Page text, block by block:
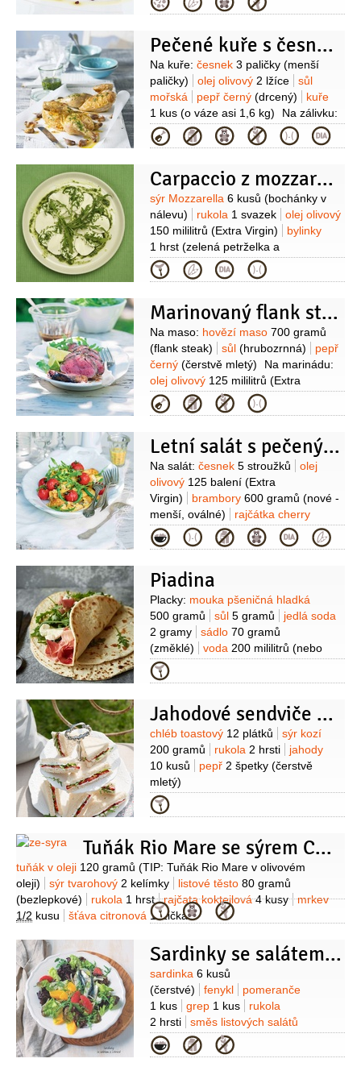
700 mililitrů
Pečené kuře s česnekem a rukolou
Suroviny
Na kuře: česnek 3 paličky (menší
paličky)
olej olivový 2 lžíce
sůl
mořská
pepř černý (drcený)
kuře
1 kus (o váze asi 1,6 kg)
Na zálivku:
rukola1 hrnek (jemně
nasekaná)
šťáva citronová
Virgin)
sůl pepř černý(mletý)
Kategorie
Carpaccio z mozzarelly
Suroviny
sýr Mozzarella 6 kusů (bochánky v
nálevu)
rukola 1 svazek
olej olivový
150 mililitrů (Extra Virgin)
bylinky
1 hrst (zelená petrželka a
pažitka)
pepř černý(čerstvě
mletý)
sůl
Kategorie
Marinovaný flank steak
Suroviny
Na maso: hovězí maso 700 gramů
(flank steak)
sůl (hrubozrnná)
pepř
černý (čerstvě mletý)
Na marinádu:
olej olivový 125 mililitrů (Extra
Virgin)
sójová omáčka
125 mililitrů
šťáva citronová
vymačkaná)
cukr třtinový
2 lžíce
česnek 2 stroužky
Kromě
toho:
olej slunečnicový
1 hrst
citron 1 kus (nebo limetka)
Kategorie
Letní salát s pečenými brambůrky
Suroviny
Na salát: česnek 5 stroužků
olej
olivový 125 balení (Extra
Virgin)
brambory 600 gramů (nové -
menší, oválné)
rajčátka cherry
1 balení
tymián
4 snítky
(čerstvý)
sůl pepř černý(čerstvě
150 gramů
ocet vinný
2 lžíce (červený)
hořčice
dijonská
1 lžíce tymián 1/2
lžičky
(čerstvý, nasekaný)
cibule šalotka
1/2
kusu (nasekaná)
olej olivový
80 mililitrů (Extra Virgin)
Kategorie
Piadina
Suroviny
Placky: mouka pšeničná hladká
500 gramů
sůl 5 gramů
jedlá soda
2 gramy
sádlo 70 gramů
(změklé)
voda 200 mililitrů (nebo
mléko množství může být až 250 ml)
Náplň: šunka prosciutto crudo
(Coppa)
Mortadella4 plátky
(velké)
Robiola8 plátků
rukola
4 hrsti
Kategorie
Jahodové sendviče s rukolou
Suroviny
chléb toastový 12 plátků
sýr kozí
200 gramů
rukola 2 hrsti
jahody
10 kusů
pepř 2 špetky (čerstvě
mletý)
Kategorie
Tuňák Rio Mare se sýrem Cottage a chia semínky
Suroviny
tuňák v oleji 120 gramů (TIP: Tuňák Rio Mare v olivovém
oleji)
sýr tvarohový 2 kelímky listové těsto 80 gramů
(bezlepkové)
rukola 1 hrst rajčata koktejlová4 kusy
mrkev
1/2 kusu šťáva citronová 1 lžička
Kategorie
Sardinky se salátem z citrusů podle MasterChefa
Suroviny
sardinka 6 kusů
(čerstvé)
fenykl
pomeranče
1 kus
grep 1 kus
rukola
2 hrsti
směs listových salátů
100 gramů
olej olivový
citronová2 lžíce med1 lžička
Kategorie